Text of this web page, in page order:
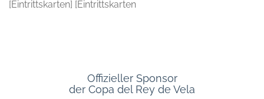
[Eintrittskarten] [Eintrittskarten
Offizieller Sponsor
der Copa del Rey de Vela